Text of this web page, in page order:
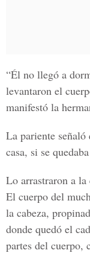
“Él no llegó a
levantaron el
manifestó la
La pariente señaló
casa, si se
Lo arrastraron a la
El cuerpo del
la cabeza,
donde quedó el
partes del cuerpo,